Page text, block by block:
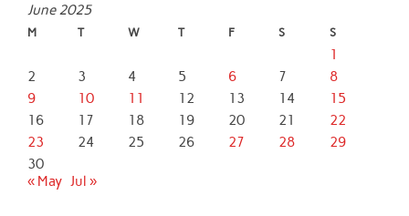
June 2025
M T W T F S S
1
2
3 4 5 6 7
8
9
10 11 12 13 14
15
16
17 18 19 20 21
22
23
24 25 26 27 28
29
30
« May Jul »